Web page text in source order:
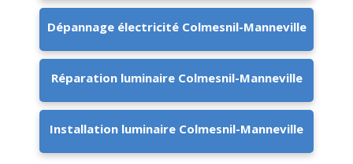
Dépannage électricité Colmesnil-Manneville
Réparation luminaire Colmesnil-Manneville
Installation luminaire Colmesnil-Manneville